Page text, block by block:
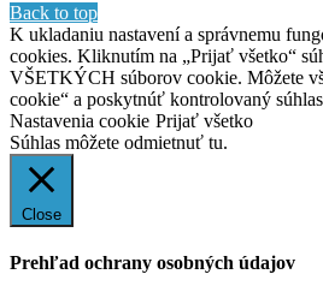
Back to top
K ukladaniu nastavení a správnemu
cookies. Kliknutím na „Prijať všetko“
VŠETKÝCH súborov cookie. Môžete
cookie“ a poskytnúť kontrolovaný
Nastavenia cookie Prijať všetko
Súhlas môžete odmietnuť tu.
Close
Prehľad ochrany osobných údajov